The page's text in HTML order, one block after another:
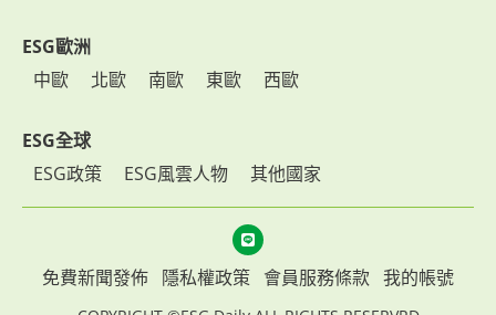
ESG歐洲
中歐
北歐 南歐 東歐 西歐
ESG全球
ESG政策
ESG風雲人物 其他國家
免費新聞發佈 隱私權政策 會員服務條款 我的帳號